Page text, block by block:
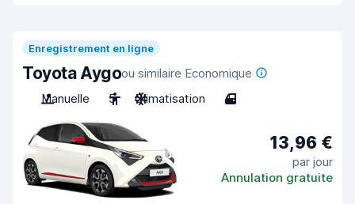
Enregistrement en ligne
Toyota Aygoou similaire Economique
Manuelle
5 Climatisation 4
13,96 €
par jour
Annulation gratuite